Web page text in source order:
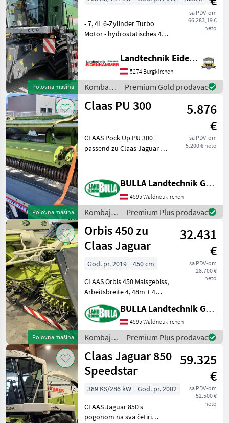
Polovna mašina
sa PDV-om
66.283,19 €
neto
- 7, 4L 6-Zylinder Turbo
Motor - hydrostatisches 4
Klimaanlage - Luftfedersitz -
5 Schüttler - Häcksler und
Spreuverteiler - 3 Trommel
Dreschsys
Landtechnik Eidenhammer GmbH
5274 Burgkirchen
Kombajni
/ Fendt
Premium Gold prodavac
Polovna mašina
Claas PU 300
5.876
€
sa PDV-om
5.200 € neto
CLAAS Pock Up PU 300 +
passend zu Claas Jaguar +
mittleres Tastrad Tip
hedera/ adaptera: Pick-up,
Fiksno, : Fi
BULLA Landtechnik GmbH
4595 Waldneukirchen
Kombajni
/ Claas
Premium Plus prodavac
Polovna mašina
Orbis 450 zu
Claas Jaguar
32.431
€
sa PDV-om
28.700 €
neto
God. pr. 2019
450 cm
CLAAS Orbis 450 Maisgebiss,
Arbeitsbreite 4, 48m + 4
gleichläufigen
Messerscheiben + 2
Einspeisetrommeln + Bj.
2019 + Transportschutz + La
BULLA Landtechnik GmbH
4595 Waldneukirchen
Kombajni
/ Claas
Premium Plus prodavac
Claas Jaguar 850
Speedstar
59.325
€
sa PDV-om
52.500 €
neto
389 KS/286 kW
God. pr. 2002
CLAAS Jaguar 850 s
pogonom na sva četiri